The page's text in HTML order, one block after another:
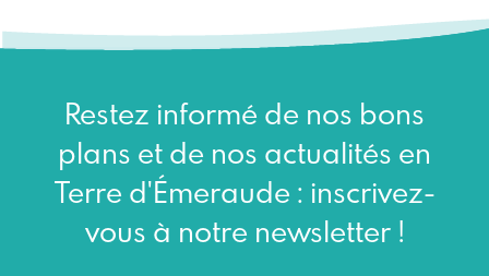
Restez informé de nos bons
plans et de nos actualités en
Terre d'Émeraude : inscrivez-
vous à notre newsletter !